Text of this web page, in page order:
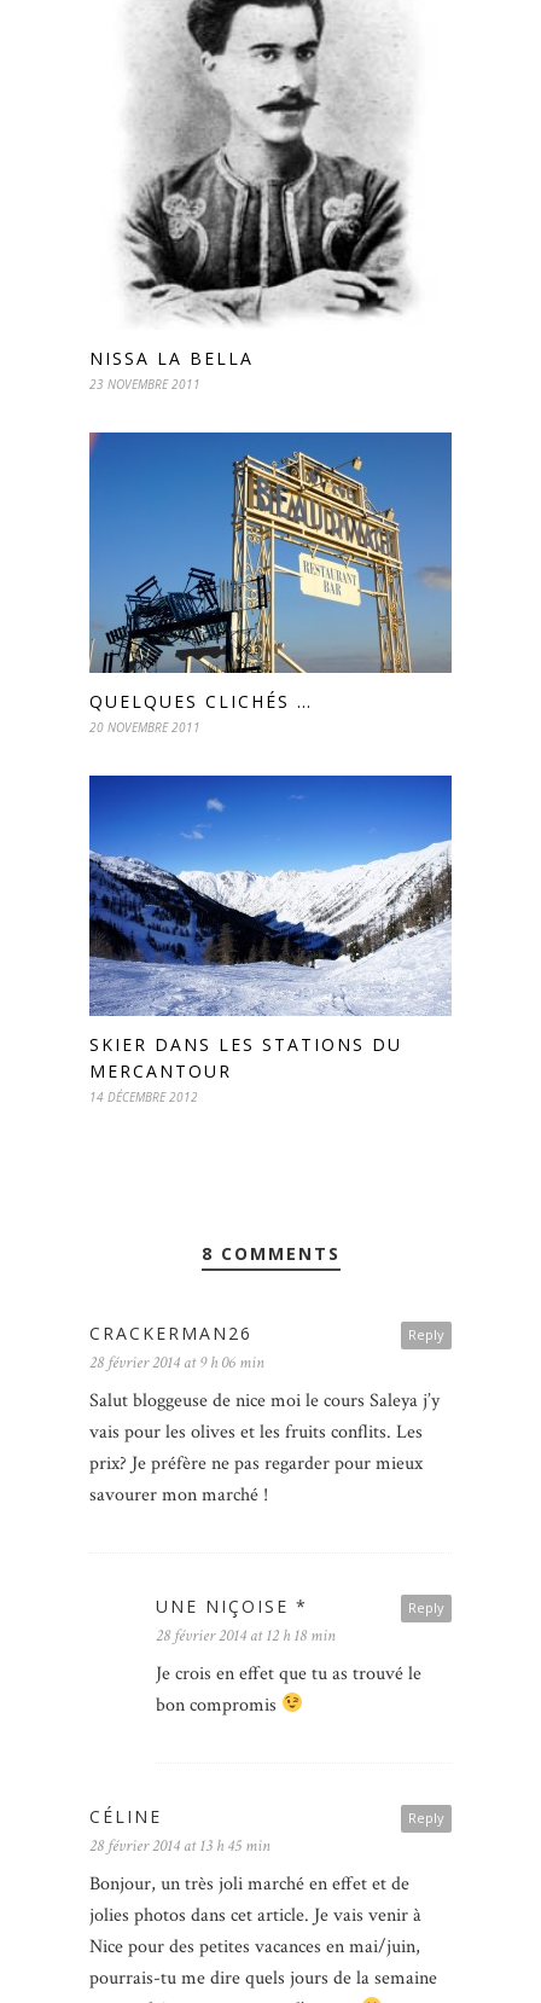
NISSA LA BELLA
23 NOVEMBRE 2011
QUELQUES CLICHÉS …
20 NOVEMBRE 2011
SKIER DANS LES STATIONS DU
MERCANTOUR
14 DÉCEMBRE 2012
8 COMMENTS
Reply
CRACKERMAN26
28 février 2014 at 9 h 06 min
Salut bloggeuse de nice moi le cours Saleya j’y
vais pour les olives et les fruits conflits. Les
prix? Je préfère ne pas regarder pour mieux
savourer mon marché !
Reply
UNE NIÇOISE *
28 février 2014 at 12 h 18 min
Je crois en effet que tu as trouvé le
bon compromis
Reply
CÉLINE
28 février 2014 at 13 h 45 min
Bonjour, un très joli marché en effet et de
jolies photos dans cet article. Je vais venir à
Nice pour des petites vacances en mai/juin,
pourrais-tu me dire quels jours de la semaine